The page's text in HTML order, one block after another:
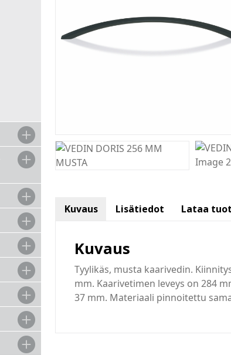
Kuvaus Lisätiedot Lataa
Kuvaus
Tyylikäs, musta kaarivedin.
mm. Kaarivetimen leveys on 284
37 mm. Materiaali pinnoitettu